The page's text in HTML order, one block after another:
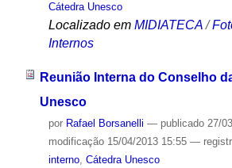
Cátedra Unesco
Localizado em MIDIATECA /
Internos
Reunião Interna do Conselho
Unesco
por Rafael Borsanelli — publicado27/
modificação15/04/2013 15:55 —
interno, Cátedra Unesco